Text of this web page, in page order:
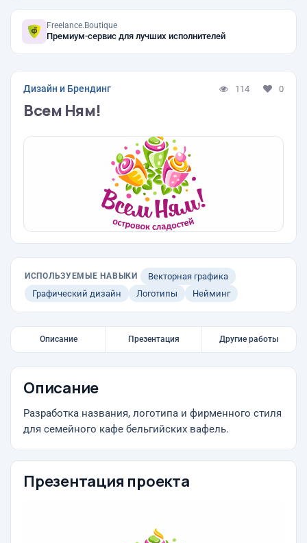
Freelance.Boutique
Премиум-сервис для лучших исполнителей
Дизайн и Брендинг 114 0
Всем Ням!
ИСПОЛЬЗУЕМЫЕ НАВЫКИ
Векторная графика
Графический дизайн
Логотипы Нейминг
Описание Презентация Другие работы
Описание
Разработка названия, логотипа и фирменного стиля
для семейного кафе бельгийских вафель.
Презентация проекта